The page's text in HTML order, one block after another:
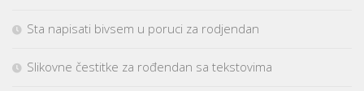
Sta napisati bivsem u poruci za rodjendan
Slikovne čestitke za rođendan sa tekstovima